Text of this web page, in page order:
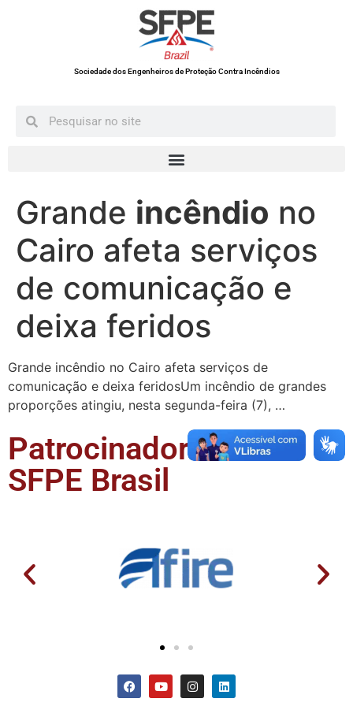
Sociedade dos Engenheiros de Proteção Contra Incêndios
Grande incêndio no
Cairo afeta serviços
de comunicação e
deixa feridos
Grande incêndio no Cairo afeta serviços de
comunicação e deixa feridosUm incêndio de grandes
proporções atingiu, nesta segunda-feira (7), …
Patrocinadores da
SFPE Brasil